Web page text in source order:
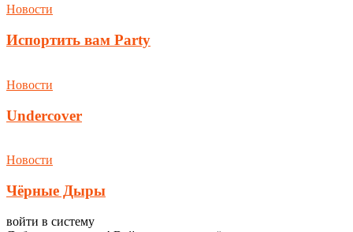
Новости
Испортить вам Party
Новости
Undercover
Новости
Чёрные Дыры
войти в систему